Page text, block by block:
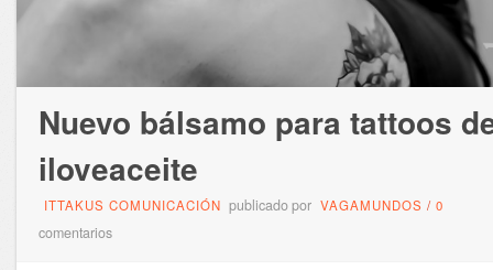
Nuevo bálsamo para tattoos
iloveaceite
ITTAKUS COMUNICACIÓN publicado por VAGAMUNDOS / 0
comentarios